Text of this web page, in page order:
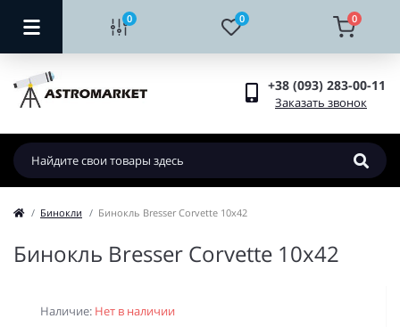
0 0 0
+38 (093) 283-00-11
Заказать звонок
Бинокли Бинокль Bresser Corvette 10x42
Бинокль Bresser Corvette 10x42
Наличие: Нет в наличии